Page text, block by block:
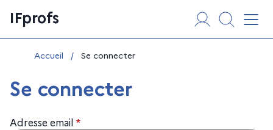
au
contenu
IFprofs
Vous êtes ici :
Accueil / Se connecter
Se connecter
Adresse email *